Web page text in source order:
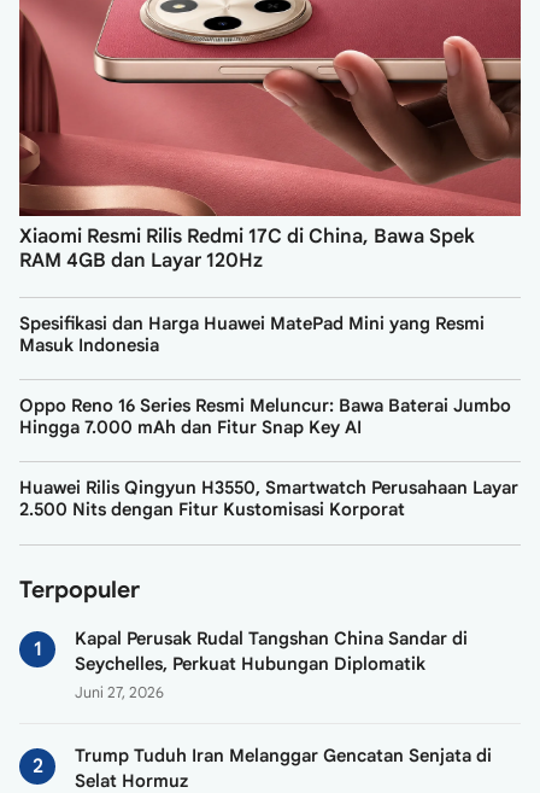
Xiaomi Resmi Rilis Redmi 17C di China, Bawa Spek
RAM 4GB dan Layar 120Hz
Spesifikasi dan Harga Huawei MatePad Mini yang Resmi
Masuk Indonesia
Oppo Reno 16 Series Resmi Meluncur: Bawa Baterai Jumbo
Hingga 7.000 mAh dan Fitur Snap Key AI
Huawei Rilis Qingyun H3550, Smartwatch Perusahaan Layar
2.500 Nits dengan Fitur Kustomisasi Korporat
Terpopuler
Kapal Perusak Rudal Tangshan China Sandar di
Seychelles, Perkuat Hubungan Diplomatik
Juni 27, 2026
Trump Tuduh Iran Melanggar Gencatan Senjata di
Selat Hormuz